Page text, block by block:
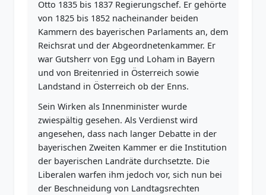
Otto 1835 bis 1837 Regierungschef. Er gehörte
von 1825 bis 1852 nacheinander beiden
Kammern des bayerischen Parlaments an, dem
Reichsrat und der Abgeordnetenkammer. Er
war Gutsherr von Egg und Loham in Bayern
und von Breitenried in Österreich sowie
Landstand in Österreich ob der Enns.
Sein Wirken als Innenminister wurde
zwiespältig gesehen. Als Verdienst wird
angesehen, dass nach langer Debatte in der
bayerischen Zweiten Kammer er die Institution
der bayerischen Landräte durchsetzte. Die
Liberalen warfen ihm jedoch vor, sich nun bei
der Beschneidung von Landtagsrechten